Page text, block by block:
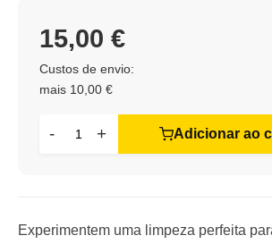
Custos de envio:
mais 10,00 €
15,00 €
- + Adicionar ao
Experimentem uma limpeza perfeita